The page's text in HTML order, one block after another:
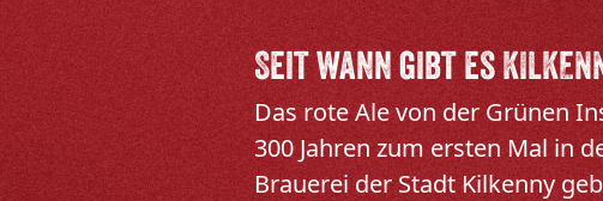
Seit wann gibt es
Das rote Ale von der Grünen
300 Jahren zum ersten Mal in
Brauerei der Stadt Kilkenny